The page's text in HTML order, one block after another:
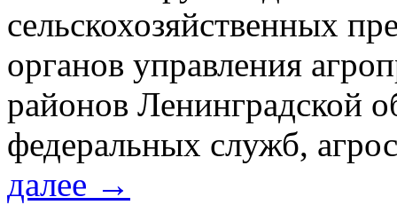
сельскохозяйственных
органов управления
районов Ленинградской
федеральных служб,
далее →